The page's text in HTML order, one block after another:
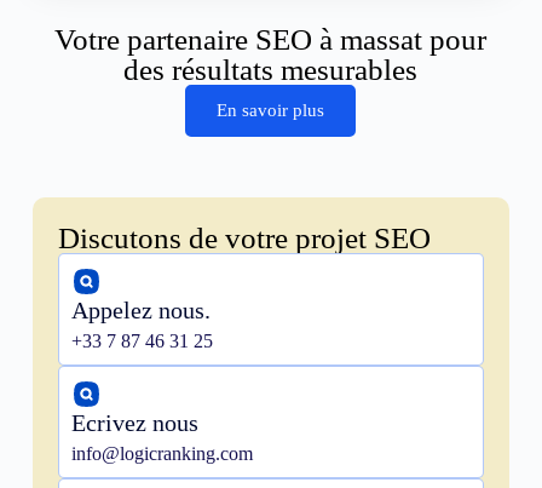
Votre partenaire SEO à massat pour
des résultats mesurables
En savoir plus
Discutons de votre projet SEO
Appelez nous.
+33 7 87 46 31 25
Ecrivez nous
info@logicranking.com